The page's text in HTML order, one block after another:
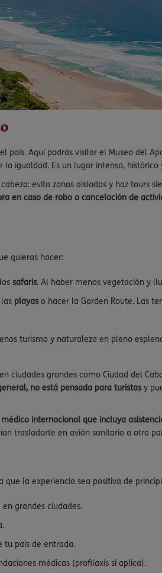
país. Aquí podrás visitar el Museo del
igualdad. Es un lugar intenso,
evita zonas aisladas y haz tours
en caso de robo o cancelación de
quieras hacer:
safaris. Al haber menos vegetación y
playaso hacer la Garden Route. Las
turismo y naturaleza en pleno
ciudades grandes como Ciudad del
no está pensada para turistasy
internacional que incluya
trasladarte en avión sanitario a otro
que la experiencia sea positiva de
grandes ciudades.
tu país de entrada.
médicas (profilaxis si aplica).